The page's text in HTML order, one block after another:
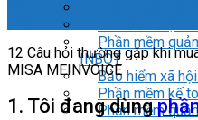
Phần mềm
INBOT
Bảo hiểm xã
Phần mềm kế
Phần mềm
12 Câu hỏi thường gặp khi
MISA MEINVOICE
1. Tôi đang dùng